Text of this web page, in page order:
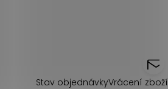
Stav objednávkyVrácení zboží